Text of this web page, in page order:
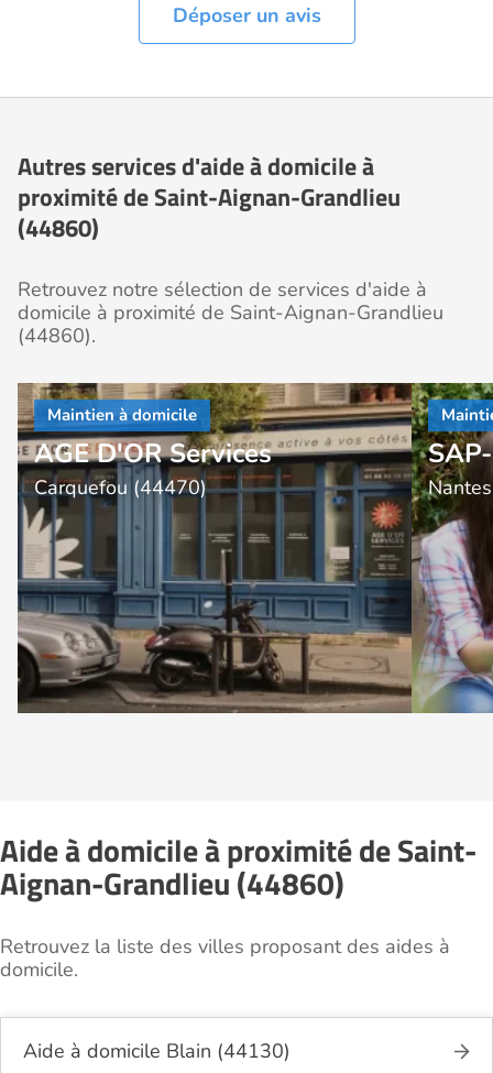
Déposer un avis
Autres services d'aide à domicile à
proximité de Saint-Aignan-Grandlieu
(44860)
Retrouvez notre sélection de services d'aide à
domicile à proximité de Saint-Aignan-Grandlieu
(44860).
AGE D'OR Services
Carquefou (44470)
Aide à domicile à proximité de Saint-
Aignan-Grandlieu (44860)
Retrouvez la liste des villes proposant des aides à
domicile.
Aide à domicile Blain (44130)